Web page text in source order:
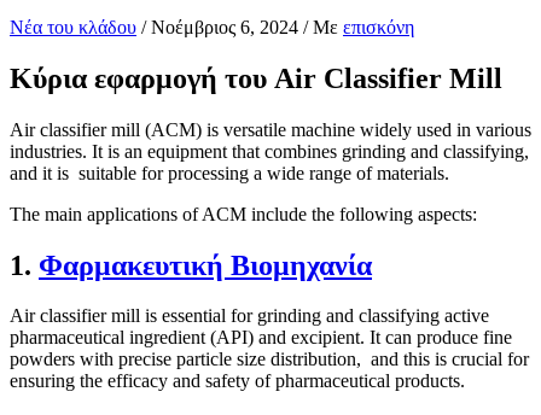
Νέα του κλάδου /Νοέμβριος 6, 2024 / Με επισκόνη
Κύρια εφαρμογή του Air Classifier Mill
Air classifier mill (ACM) is versatile machine widely used in various
industries. It is an equipment that combines grinding and classifying,
and it is suitable for processing a wide range of materials.
The main applications of ACM include the following aspects:
1. Φαρμακευτική Βιομηχανία
Air classifier mill is essential for grinding and classifying active
pharmaceutical ingredient (API) and excipient. It can produce fine
powders with precise particle size distribution, and this is crucial for
ensuring the efficacy and safety of pharmaceutical products.